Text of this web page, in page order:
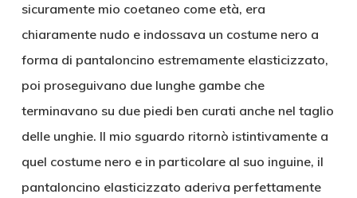
sicuramente mio coetaneo come età, era
chiaramente nudo e indossava un costume nero a
forma di pantaloncino estremamente elasticizzato,
poi proseguivano due lunghe gambe che
terminavano su due piedi ben curati anche nel taglio
delle unghie. Il mio sguardo ritornò istintivamente a
quel costume nero e in particolare al suo inguine, il
pantaloncino elasticizzato aderiva perfettamente